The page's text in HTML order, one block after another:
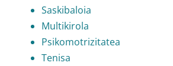
Saskibaloia
Multikirola
Psikomotrizitatea
Tenisa